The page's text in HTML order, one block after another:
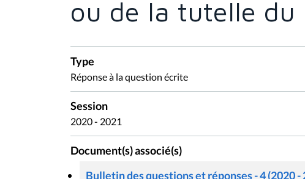
ou de la tutelle du
Type
Réponse à la question écrite
Session
2020 - 2021
Document(s) associé(s)
Bulletin des questions et réponses - 4 (2020 -